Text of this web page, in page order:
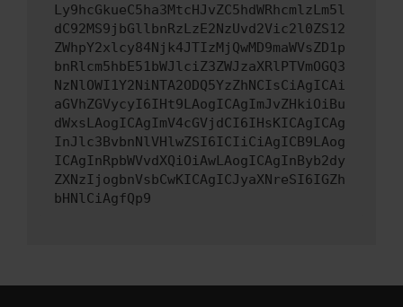
Ly9hcGkueC5ha3MtcHJvZC5hdWRhcmlzLm5l
dC92MS9jbGllbnRzLzE2NzUvd2Vic2l0ZS12
ZWhpY2xlcy84Njk4JTIzMjQwMD9maWVsZD1p
bnRlcm5hbE51bWJlciZ3ZWJzaXRlPTVmOGQ3
NzNlOWI1Y2NiNTA2ODQ5YzZhNCIsCiAgICAi
aGVhZGVycyI6IHt9LAogICAgImJvZHkiOiBu
dWxsLAogICAgImV4cGVjdCI6IHsKICAgICAg
InJlc3BvbnNlVHlwZSI6ICIiCiAgICB9LAog
ICAgInRpbWVvdXQiOiAwLAogICAgInByb2dy
ZXNzIjogbnVsbCwKICAgICJyaXNreSI6IGZh
bHNlCiAgfQp9